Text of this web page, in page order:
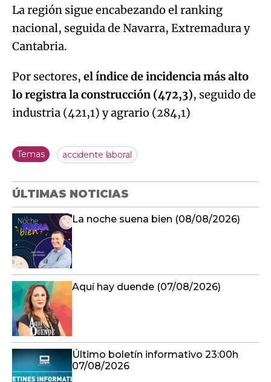
La región sigue encabezando el ranking
nacional, seguida de Navarra, Extremadura y
Cantabria.
Por sectores, el índice de incidencia más alto
lo registra la construcción (472,3), seguido de
industria (421,1) y agrario (284,1)
Temas accidente laboral
ÚLTIMAS NOTICIAS
La noche suena bien (08/08/2026)
Aquí hay duende (07/08/2026)
Último boletín informativo 23:00h
07/08/2026